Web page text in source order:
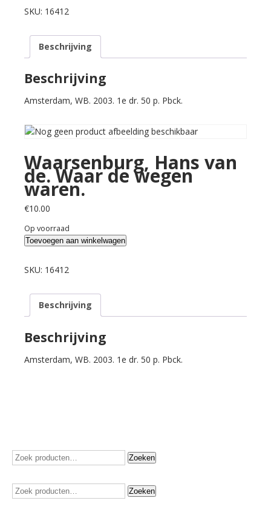
van
Waar
wegen
waren.
SKU: 16412
Beschrijving
Beschrijving
Amsterdam, WB. 2003. 1e dr. 50 p. Pbck.
Waarsenburg, Hans van
de. Waar de wegen
waren.
€10.00
Op voorraad
Waarsenburg,
van
Waar
waren.
Toevoegen aan winkelwagen
SKU: 16412
Beschrijving
Beschrijving
Amsterdam, WB. 2003. 1e dr. 50 p. Pbck.
Zoeken
naar:
Zoeken
Zoeken
naar:
Zoeken